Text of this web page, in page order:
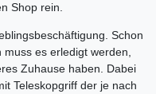
Shop rein.
Schon
es erledigt werden,
Zuhause haben. Dabei
Teleskopgriff der je nach